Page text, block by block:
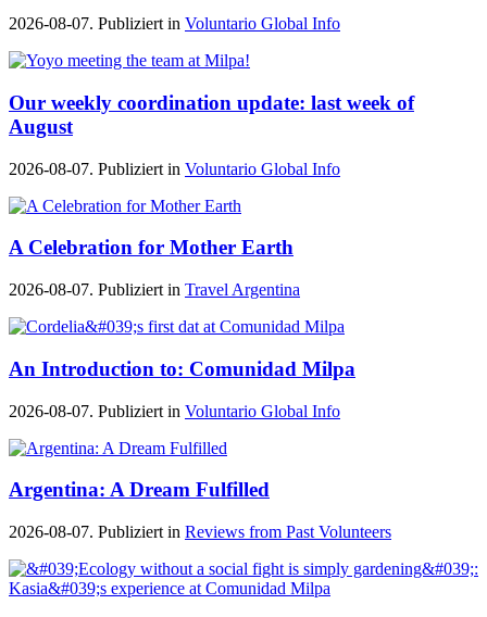
2026-08-07. Publiziert in Voluntario Global Info
Our weekly coordination update: last week of
August
2026-08-07. Publiziert in Voluntario Global Info
A Celebration for Mother Earth
2026-08-07. Publiziert in Travel Argentina
An Introduction to: Comunidad Milpa
2026-08-07. Publiziert in Voluntario Global Info
Argentina: A Dream Fulfilled
2026-08-07. Publiziert in Reviews from Past Volunteers